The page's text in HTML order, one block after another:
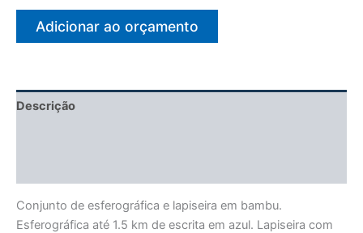
Adicionar ao orçamento
Descrição
Conjunto de esferográfica e lapiseira em bambu.
Esferográfica até 1.5 km de escrita em azul. Lapiseira com